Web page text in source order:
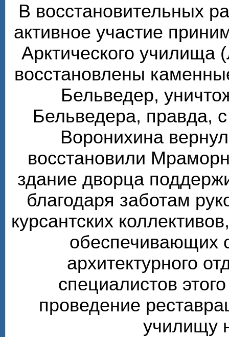
В восстановительных
активное участие
Арктического
восстановлены
Бельведер,
Бельведера, правда,
Воронихина
восстановили
здание дворца
благодаря заботам
курсантских
обеспечивающих
архитектурного
специалистов
проведение
училищу